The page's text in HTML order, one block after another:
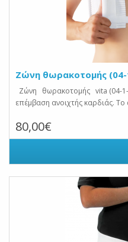
Ζώνη θωρακοτομής
Ζώνη θωρακοτομής vita (04-1-
επέμβαση ανοιχτής καρδιάς. Το
80,00€